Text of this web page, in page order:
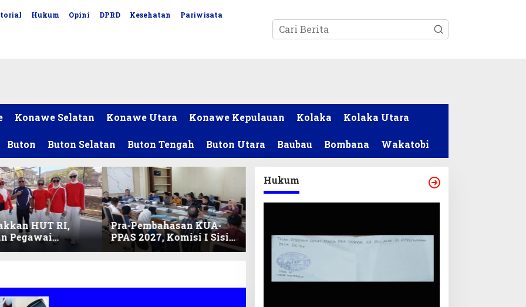
Hukum Opini DPRD Kesehatan Pariwisata
Konawe Selatan Konawe Utara Konawe Kepulauan Kolaka Kolaka Utara
Buton Buton Selatan Buton Tengah Buton Utara Baubau Bombana Wakatobi
HUT RI,
Pegawai
DPRD Sultra
Pra-Pembahasan KUA-
PPAS 2027, Komisi I Sisir
Program Prioritas
Hukum